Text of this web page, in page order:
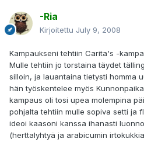
-Ria
Kirjoitettu July 9, 2008
Kampaukseni tehtiin Carita's -
Mulle tehtiin jo torstaina täydet
silloin, ja lauantaina tietysti homma
hän työskentelee myös
kampaus oli tosi upea molempina
pohjalta tehtiin mulle sopiva setti ja
ideoi kaasoni kanssa ihanasti
(herttalyhtyä ja arabicumin